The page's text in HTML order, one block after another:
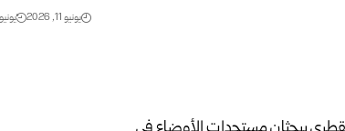
يونيو 11, 2026 يونيو 11, 2026